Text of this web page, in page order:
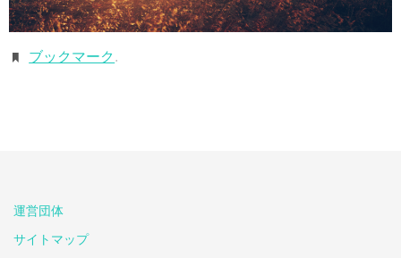
ブックマーク .
運営団体
サイトマップ